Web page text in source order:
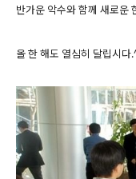
반가운 악수와 함께 새로운
올 한 해도 열심히 달립시다